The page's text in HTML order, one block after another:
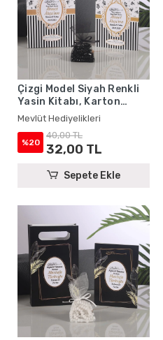
Çizgi Model Siyah Renkli
Yasin Kitabı, Karton
Çanta ve Tesbih - Mevlüt
Hediyelikleri
Mevlüt Hediyelikleri
%20
40,00 TL
32,00 TL
Sepete Ekle